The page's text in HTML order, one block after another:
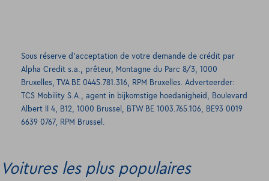
Sous réserve d’acceptation de votre demande de crédit par
Alpha Credit s.a., prêteur, Montagne du Parc 8/3, 1000
Bruxelles, TVA BE 0445.781.316, RPM Bruxelles. Adverteerder:
TCS Mobility S.A., agent in bijkomstige hoedanigheid, Boulevard
Albert II 4, B12, 1000 Brussel, BTW BE 1003.765.106, BE93 0019
6639 0767, RPM Brussel.
Voitures les plus populaires